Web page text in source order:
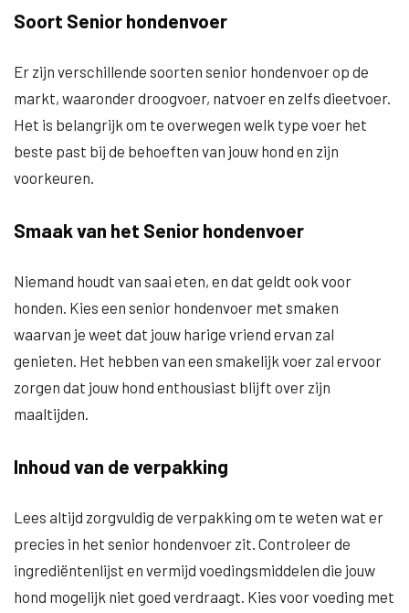
Soort Senior hondenvoer
Er zijn verschillende soorten senior hondenvoer op de
markt, waaronder droogvoer, natvoer en zelfs dieetvoer.
Het is belangrijk om te overwegen welk type voer het
beste past bij de behoeften van jouw hond en zijn
voorkeuren.
Smaak van het Senior hondenvoer
Niemand houdt van saai eten, en dat geldt ook voor
honden. Kies een senior hondenvoer met smaken
waarvan je weet dat jouw harige vriend ervan zal
genieten. Het hebben van een smakelijk voer zal ervoor
zorgen dat jouw hond enthousiast blijft over zijn
maaltijden.
Inhoud van de verpakking
Lees altijd zorgvuldig de verpakking om te weten wat er
precies in het senior hondenvoer zit. Controleer de
ingrediëntenlijst en vermijd voedingsmiddelen die jouw
hond mogelijk niet goed verdraagt. Kies voor voeding met